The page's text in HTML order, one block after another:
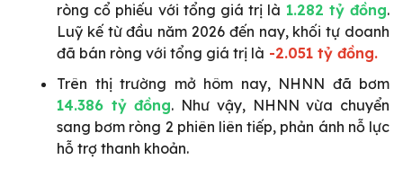
ròng cổ phiếu với tổng giá trị là 1.282 tỷ đồng.
Luỹ kế từ đầu năm 2026 đến nay, khối tự doanh
đã bán ròng với tổng giá trị là -2.051 tỷ đồng.
Trên thị trường mở hôm nay, NHNN đã bơm
14.386 tỷ đồng. Như vậy, NHNN vừa chuyển
sang bơm ròng 2 phiên liên tiếp, phản ánh nỗ lực
hỗ trợ thanh khoản.